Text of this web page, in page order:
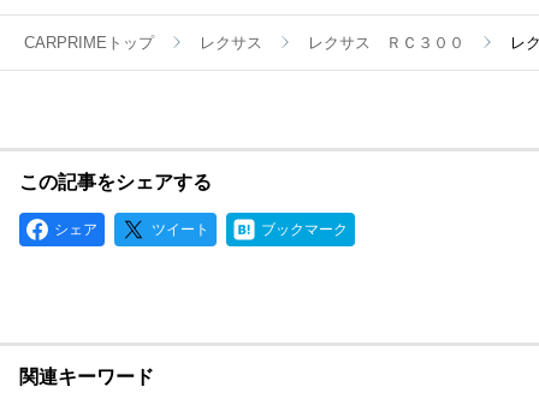
CARPRIMEトップ レクサス レクサス ＲＣ３００ レ
この記事をシェアする
シェア ツイート ブックマーク
関連キーワード